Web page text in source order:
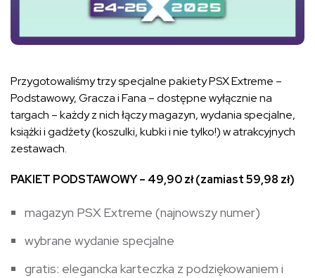
Przygotowaliśmy trzy specjalne pakiety PSX Extreme –
Podstawowy, Gracza i Fana – dostępne wyłącznie na
targach – każdy z nich łączy magazyn, wydania specjalne,
książki i gadżety (koszulki, kubki i nie tylko!) w atrakcyjnych
zestawach.
PAKIET PODSTAWOWY – 49,90 zł (zamiast 59,98 zł)
magazyn PSX Extreme (najnowszy numer)
wybrane wydanie specjalne
gratis: elegancka karteczka z podziękowaniem i